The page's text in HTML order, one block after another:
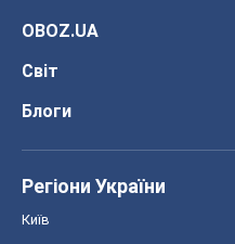
OBOZ.UA
Світ
Блоги
Регіони України
Київ